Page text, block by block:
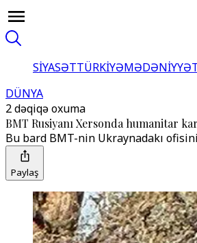
SİYASƏTTÜRKİYƏ
DÜNYA
2 dəqiqə oxuma
BMT Rusiyanı Xersonda humanitar
Bu barәdә BMT-nin Ukraynadakı
Paylaş